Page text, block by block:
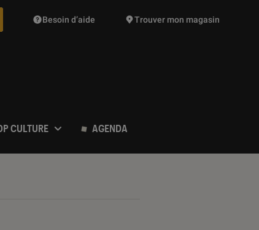
Des suggestions de produits vont vous être proposées
Besoin d’aide Trouver mon magasin
CULTURE AGENDA